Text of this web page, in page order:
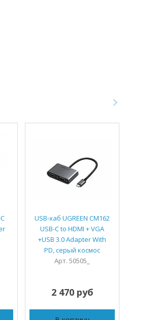
USB-хаб UGREEN CM162
USB-C to HDMI + VGA
+USB 3.0 Adapter With
PD, серый космос
Арт. 50505_
2 470 руб